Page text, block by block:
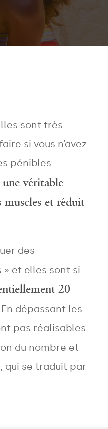
sont très
si vous n’avez
pénibles
véritable
et réduit
des
et elles sont si
20
En dépassant les
pas réalisables
du nombre et
qui se traduit par